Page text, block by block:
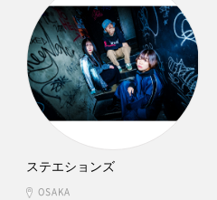
ステエションズ
OSAKA